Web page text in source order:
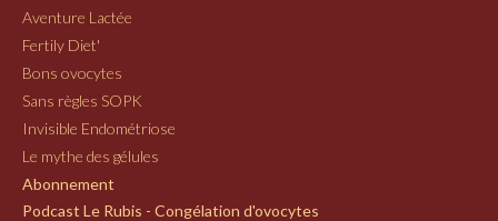
Aventure Lactée
Fertily Diet'
Bons ovocytes
Sans règles SOPK
Invisible Endométriose
Le mythe des gélules
Abonnement
Podcast Le Rubis - Congélation d'ovocytes